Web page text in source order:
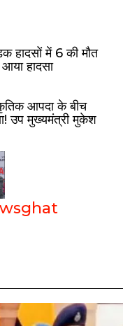
हादसों में 6 की मौत
हादसा
आपदा के बीच
उप मुख्यमंत्री मुकेश